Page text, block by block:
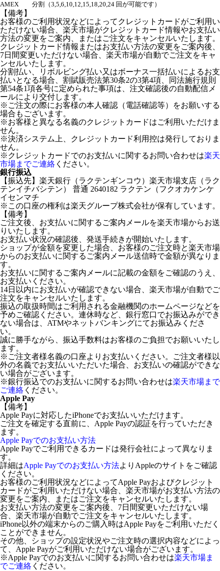
AMEX
分割（3,5,6,10,12,15,18,20,24 回が可能です）
【備考】
お客様のご利用状況などによってクレジットカードがご利用い
ただけない場合、楽天市場がクレジットカード情報やお支払い
方法の変更をご案内、またはご注文をキャンセルいたします。
クレジットカード情報またはお支払い方法の変更をご案内後、
7日間変更いただけない場合、楽天市場が自動でご注文をキャ
ンセルいたします。
分割払い、リボルビング払い又はボーナス一括払いによるお支
払いとなる場合、割賦販売法第30条2の3第4項、同法施行規則
第54条1項各号に定められた事項は、注文確認後の自動配信メ
ールにより交付します。
※ご注文の際にお客様の本人確認（電話確認等）をお願いする
場合もございます。
※お客様と異なる名義のクレジットカードはご利用いただけま
せん。
※決済システム上、クレジットカード利用控は発行しておりま
せん。
※クレジットカードでのお支払いに関するお問い合わせは楽天
市場までご連絡 ください。
銀行振込
【振込先】楽天銀行（ラクテンギンコウ）楽天市場支店（ラク
テンイチバシテン） 普通 2640182 ラクテン（フクオカケンケ
イセンマチ
※この口座の権利は楽天グループ株式会社が保有しています。
【備考】
ご注文後、お支払いに関するご案内メールを楽天市場からお送
りいたします。
お支払い状況の確認後、発送手続きが開始いたします。
ショップが金額を変更した場合、お客様のご注文時と楽天市場
からのお支払いに関するご案内メール送信時で金額が異なりま
す。
お支払いに関するご案内メールに記載の金額をご確認のうえ、
お支払いください。
14日以内にお支払いが確認できない場合、楽天市場が自動でご
注文をキャンセルいたします。
振込の取扱時間はご利用される金融機関のホームページなどを
予めご確認ください。連休時など、銀行窓口でお振込みができ
ない場合は、ATMやネットバンキングにてお振込みくださ
い。
誠に勝手ながら、振込手数料はお客様のご負担でお願いいたし
ます。
※ご注文者様名義の口座よりお支払いください。ご注文者様以
外の名義でお支払いいただいた場合、お支払いの確認ができな
い場合がございます。
※銀行振込でのお支払いに関するお問い合わせは楽天市場まで
ご連絡 ください。
Apple Pay
【備考】
Apple Payに対応したiPhoneでお支払いいただけます。
ご注文を確定する直前に、Apple Payの認証を行っていただき
ます。
Apple Payでのお支払い方法
Apple Payでご利用できるカードは発行会社によって異なりま
す。
詳細はApple Payでのお支払い方法よりAppleのサイトをご確認
ください。
お客様のご利用状況などによってApple Payおよびクレジット
カードがご利用いただけない場合、楽天市場がお支払い方法の
変更をご案内、またはご注文をキャンセルいたします。
お支払い方法の変更をご案内後、7日間変更いただけない場
合、楽天市場が自動でご注文をキャンセルいたします。
iPhone以外の端末からのご購入時はApple Payをご利用いただく
ことができません。
その他、ショップの設定状況やご注文時の選択内容などによっ
て、Apple Payがご利用いただけない場合がございます。
※Apple Payでのお支払いに関するお問い合わせは楽天市場ま
でご連絡 ください。